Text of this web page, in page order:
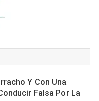
Y Con Una
Falsa Por La